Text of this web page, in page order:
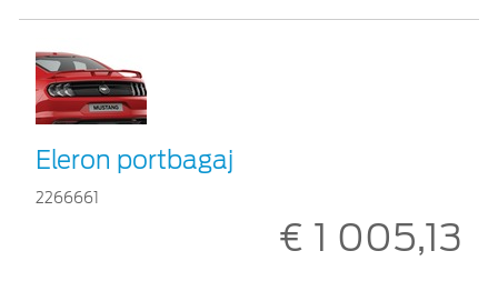
Eleron portbagaj
2266661
€ 1 005,13